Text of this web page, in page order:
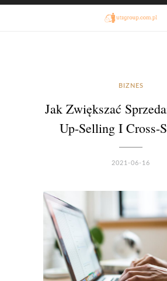
BIZNES
Jak Zwiększać
Up-Selling I Cross-
2021-06-16